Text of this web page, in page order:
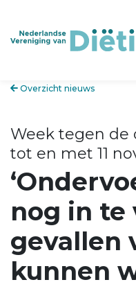
Overzicht nieuws
Week tegen de
tot en met 11
nog in te
gevallen
kunnen